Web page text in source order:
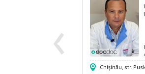
‹
Chișinău, str.